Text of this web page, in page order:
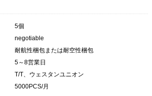
5個
negotiable
耐航性梱包または耐空性梱包
5～8営業日
T/T、ウェスタンユニオン
5000PCS/月